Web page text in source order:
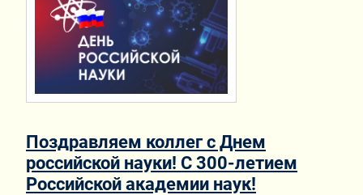
Поздравляем коллег с Днем
российской науки! С 300-летием
Российской академии наук!